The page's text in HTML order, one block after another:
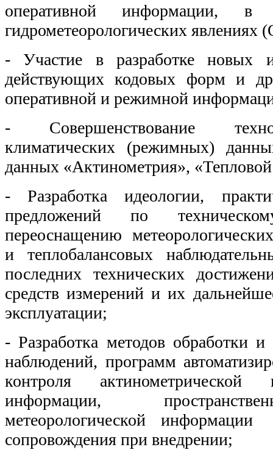
оперативной информации,
гидрометеорологических явлениях
- Участие в разработке новых и
действующих кодовых форм и
оперативной и режимной
- Совершенствование
климатических (режимных)
данных «Актинометрия»,
- Разработка идеологии,
предложений по
переоснащению
и теплобалансовых
последних технических
средств измерений и их
эксплуатации;
- Разработка методов обработки и
наблюдений, программ
контроля актинометрической
информации,
метеорологической
сопровождения при внедрении;